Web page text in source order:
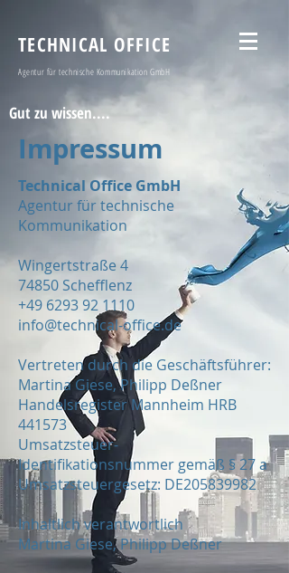
TECHNICAL OFFICE
Agentur für technische Kommunikation GmbH
Gut zu wissen....
Impressum
Technical Office GmbH
Agentur für technische
Kommunikation
Wingertstraße 4
74850 Schefflenz
+49 6293 92 1110
info@technical-office.de
Vertreten durch die Geschäftsführer:
Martina Giese, Philipp Deßner
Handelsregister Mannheim HRB
441573
Umsatzsteuer-
Identifikationsnummer gemäß § 27 a
Umsatzsteuergesetz: DE205839982
Inhaltlich verantwortlich
Martina Giese, Philipp Deßner